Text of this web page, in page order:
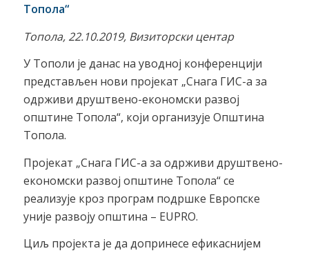
Топола“
Топола, 22.10.2019, Визиторски центар
У Тополи је данас на уводној конференцији
представљен нови пројекат „Снага ГИС-а за
одрживи друштвено-економски развој
општине Топола“, који организујe Општина
Топола.
Пројекат „Снага ГИС-а за одрживи друштвено-
економски развој општине Топола“ се
реализује кроз програм подршке Европске
уније развоју општина – EUPRO.
Циљ пројекта је да допринесе ефикаснијем